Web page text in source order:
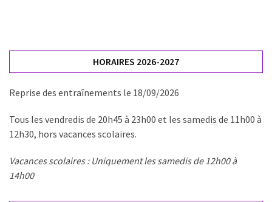
HORAIRES 2026-2027
Reprise des entraînements le 18/09/2026
Tous les vendredis de 20h45 à 23h00 et les samedis de 11h00 à
12h30, hors vacances scolaires.
Vacances scolaires : Uniquement les samedis de 12h00 à
14h00